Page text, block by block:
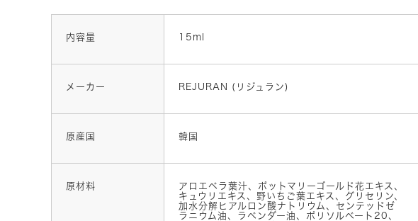
内容量 15ml
メーカー REJURAN (リジュラン)
原産国 韓国
原材料
アロエベラ葉汁、ポットマリーゴールド花エキス、
キュウリエキス、野いちご葉エキス、グリセリン、
加水分解ヒアルロン酸ナトリウム、センテッドゼ
ラニウム油、ラベンダー油、ポリソルベート20、